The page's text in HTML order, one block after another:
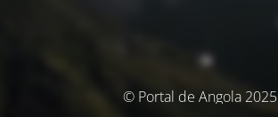
© Portal de Angola 2025